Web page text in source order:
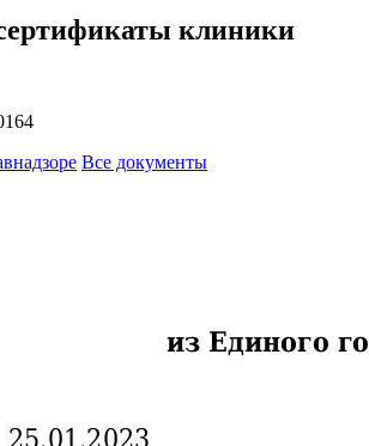
клиники
Все документы